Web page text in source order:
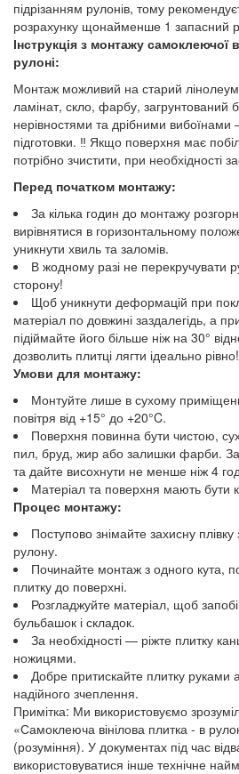
підрізанням рулонів, тому
розрахунку щонайменше 1 запасний
Інструкція з монтажу самоклеючої
рулоні:
Монтаж можливий на старий
ламінат, скло, фарбу, загрунтований
нерівностями та дрібними вибоїнами
підготовки. ‼️ Якщо поверхня має
потрібно зчистити, при необхідності
Перед початком монтажу:
За кілька годин до монтажу
вирівнятися в горизонтальному
уникнути хвиль та заломів.
В жодному разі не перекручувати
сторону!
Щоб уникнути деформацій при
матеріал по довжині заздалегідь, а
підіймайте його більше ніж на 30°
дозволить плитці лягти ідеально рівно!
Умови для монтажу:
Монтуйте лише в сухому
повітря від +15° до +20°C.
Поверхня повинна бути чистою,
пил, бруд, жир або залишки фарби.
та дайте висохнути не менше ніж 4
Матеріал та поверхня мають бути
Процес монтажу:
Поступово знімайте захисну
рулону.
Починайте монтаж з одного кута,
плитку до поверхні.
Розгладжуйте матеріал, щоб
бульбашок і складок.
За необхідності — ріжте плитку
ножицями.
Добре притискайте плитку
надійного зчеплення.
Примітка: Ми використовуємо
«Самоклеюча вінілова плитка - в
(розуміння). У документах під час
використовуватися інше технічне